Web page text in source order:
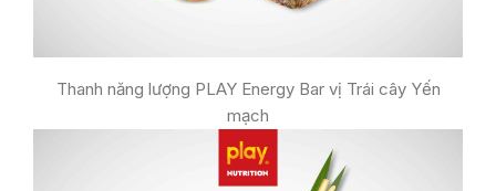
Thanh năng lượng PLAY Energy Bar vị Trái cây Yến
mạch